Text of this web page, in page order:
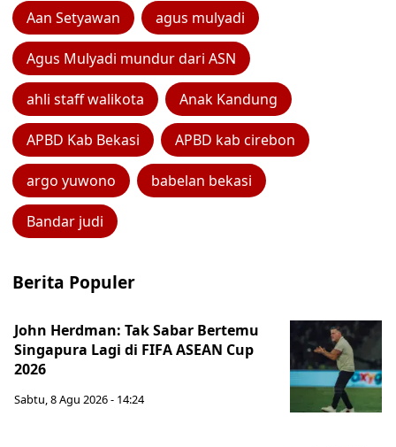
Aan Setyawan agus mulyadi
Agus Mulyadi mundur dari ASN
ahli staff walikota Anak Kandung
APBD Kab Bekasi APBD kab cirebon
argo yuwono babelan bekasi
Bandar judi
Berita Populer
John Herdman: Tak Sabar Bertemu
Singapura Lagi di FIFA ASEAN Cup
2026
Sabtu, 8 Agu 2026 - 14:24